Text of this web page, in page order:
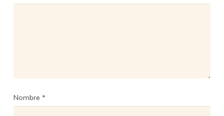
Nombre *